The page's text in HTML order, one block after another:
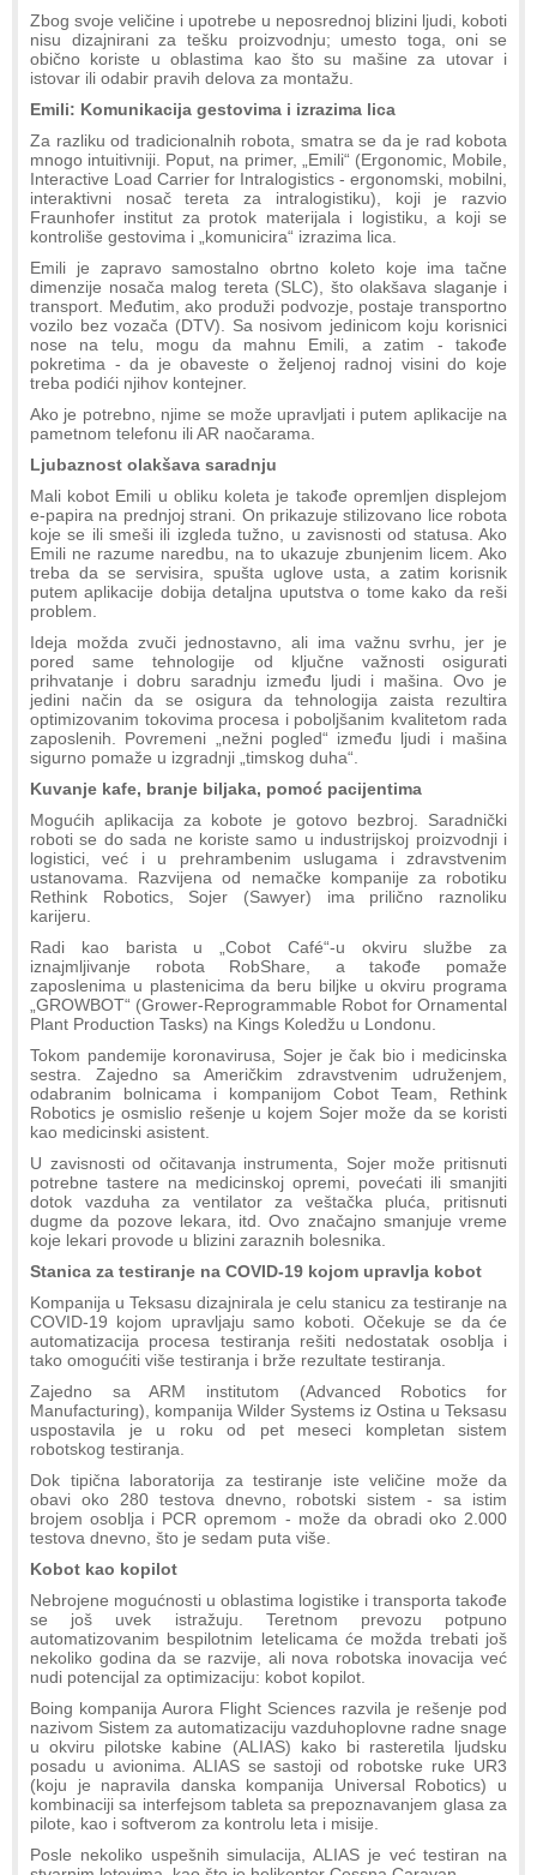
Zbog svoje veličine i upotrebe u neposrednoj blizini ljudi, koboti
nisu dizajnirani za tešku proizvodnju; umesto toga, oni se
obično koriste u oblastima kao što su mašine za utovar i
istovar ili odabir pravih delova za montažu.
Emili: Komunikacija gestovima i izrazima lica
Za razliku od tradicionalnih robota, smatra se da je rad kobota
mnogo intuitivniji. Poput, na primer, „Emili“ (Ergonomic, Mobile,
Interactive Load Carrier for Intralogistics - ergonomski, mobilni,
interaktivni nosač tereta za intralogistiku), koji je razvio
Fraunhofer institut za protok materijala i logistiku, a koji se
kontroliše gestovima i „komunicira“ izrazima lica.
Emili je zapravo samostalno obrtno koleto koje ima tačne
dimenzije nosača malog tereta (SLC), što olakšava slaganje i
transport. Međutim, ako produži podvozje, postaje transportno
vozilo bez vozača (DTV). Sa nosivom jedinicom koju korisnici
nose na telu, mogu da mahnu Emili, a zatim - takođe
pokretima - da je obaveste o željenoj radnoj visini do koje
treba podići njihov kontejner.
Ako je potrebno, njime se može upravljati i putem aplikacije na
pametnom telefonu ili AR naočarama.
Ljubaznost olakšava saradnju
Mali kobot Emili u obliku koleta je takođe opremljen displejom
e-papira na prednjoj strani. On prikazuje stilizovano lice robota
koje se ili smeši ili izgleda tužno, u zavisnosti od statusa. Ako
Emili ne razume naredbu, na to ukazuje zbunjenim licem. Ako
treba da se servisira, spušta uglove usta, a zatim korisnik
putem aplikacije dobija detaljna uputstva o tome kako da reši
problem.
Ideja možda zvuči jednostavno, ali ima važnu svrhu, jer je
pored same tehnologije od ključne važnosti osigurati
prihvatanje i dobru saradnju između ljudi i mašina. Ovo je
jedini način da se osigura da tehnologija zaista rezultira
optimizovanim tokovima procesa i poboljšanim kvalitetom rada
zaposlenih. Povremeni „nežni pogled“ između ljudi i mašina
sigurno pomaže u izgradnji „timskog duha“.
Kuvanje kafe, branje biljaka, pomoć pacijentima
Mogućih aplikacija za kobote je gotovo bezbroj. Saradnički
roboti se do sada ne koriste samo u industrijskoj proizvodnji i
logistici, već i u prehrambenim uslugama i zdravstvenim
ustanovama. Razvijena od nemačke kompanije za robotiku
Rethink Robotics, Sojer (Sawyer) ima prilično raznoliku
karijeru.
Radi kao barista u „Cobot Café“-u okviru službe za
iznajmljivanje robota RobShare, a takođe pomaže
zaposlenima u plastenicima da beru biljke u okviru programa
„GROWBOT“ (Grower-Reprogrammable Robot for Ornamental
Plant Production Tasks) na Kings Koledžu u Londonu.
Tokom pandemije koronavirusa, Sojer je čak bio i medicinska
sestra. Zajedno sa Američkim zdravstvenim udruženjem,
odabranim bolnicama i kompanijom Cobot Team, Rethink
Robotics je osmislio rešenje u kojem Sojer može da se koristi
kao medicinski asistent.
U zavisnosti od očitavanja instrumenta, Sojer može pritisnuti
potrebne tastere na medicinskoj opremi, povećati ili smanjiti
dotok vazduha za ventilator za veštačka pluća, pritisnuti
dugme da pozove lekara, itd. Ovo značajno smanjuje vreme
koje lekari provode u blizini zaraznih bolesnika.
Stanica za testiranje na COVID-19 kojom upravlja kobot
Kompanija u Teksasu dizajnirala je celu stanicu za testiranje na
COVID-19 kojom upravljaju samo koboti. Očekuje se da će
automatizacija procesa testiranja rešiti nedostatak osoblja i
tako omogućiti više testiranja i brže rezultate testiranja.
Zajedno sa ARM institutom (Advanced Robotics for
Manufacturing), kompanija Wilder Systems iz Ostina u Teksasu
uspostavila je u roku od pet meseci kompletan sistem
robotskog testiranja.
Dok tipična laboratorija za testiranje iste veličine može da
obavi oko 280 testova dnevno, robotski sistem - sa istim
brojem osoblja i PCR opremom - može da obradi oko 2.000
testova dnevno, što je sedam puta više.
Kobot kao kopilot
Nebrojene mogućnosti u oblastima logistike i transporta takođe
se još uvek istražuju. Teretnom prevozu potpuno
automatizovanim bespilotnim letelicama će možda trebati još
nekoliko godina da se razvije, ali nova robotska inovacija već
nudi potencijal za optimizaciju: kobot kopilot.
Boing kompanija Aurora Flight Sciences razvila je rešenje pod
nazivom Sistem za automatizaciju vazduhoplovne radne snage
u okviru pilotske kabine (ALIAS) kako bi rasteretila ljudsku
posadu u avionima. ALIAS se sastoji od robotske ruke UR3
(koju je napravila danska kompanija Universal Robotics) u
kombinaciji sa interfejsom tableta sa prepoznavanjem glasa za
pilote, kao i softverom za kontrolu leta i misije.
Posle nekoliko uspešnih simulacija, ALIAS je već testiran na